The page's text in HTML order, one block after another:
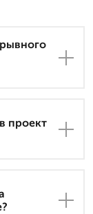
проект